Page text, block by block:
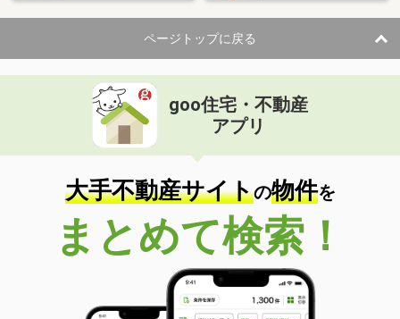
ページトップに戻る
goo住宅・不動産
アプリ
大手不動産サイトの物件を
まとめて検索！